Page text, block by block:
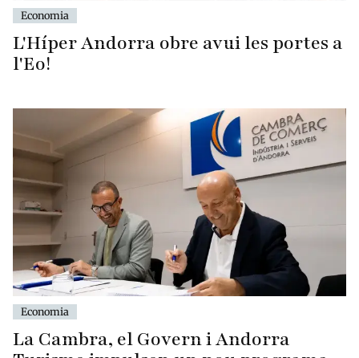
Economia
L'Híper Andorra obre avui les portes a
l'Eo!
Economia
La Cambra, el Govern i Andorra